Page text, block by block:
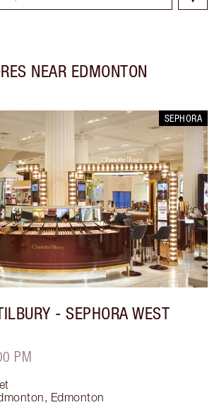
NEAR EDMONTON
SEPHORA
- SEPHORA WEST
PM
, Edmonton